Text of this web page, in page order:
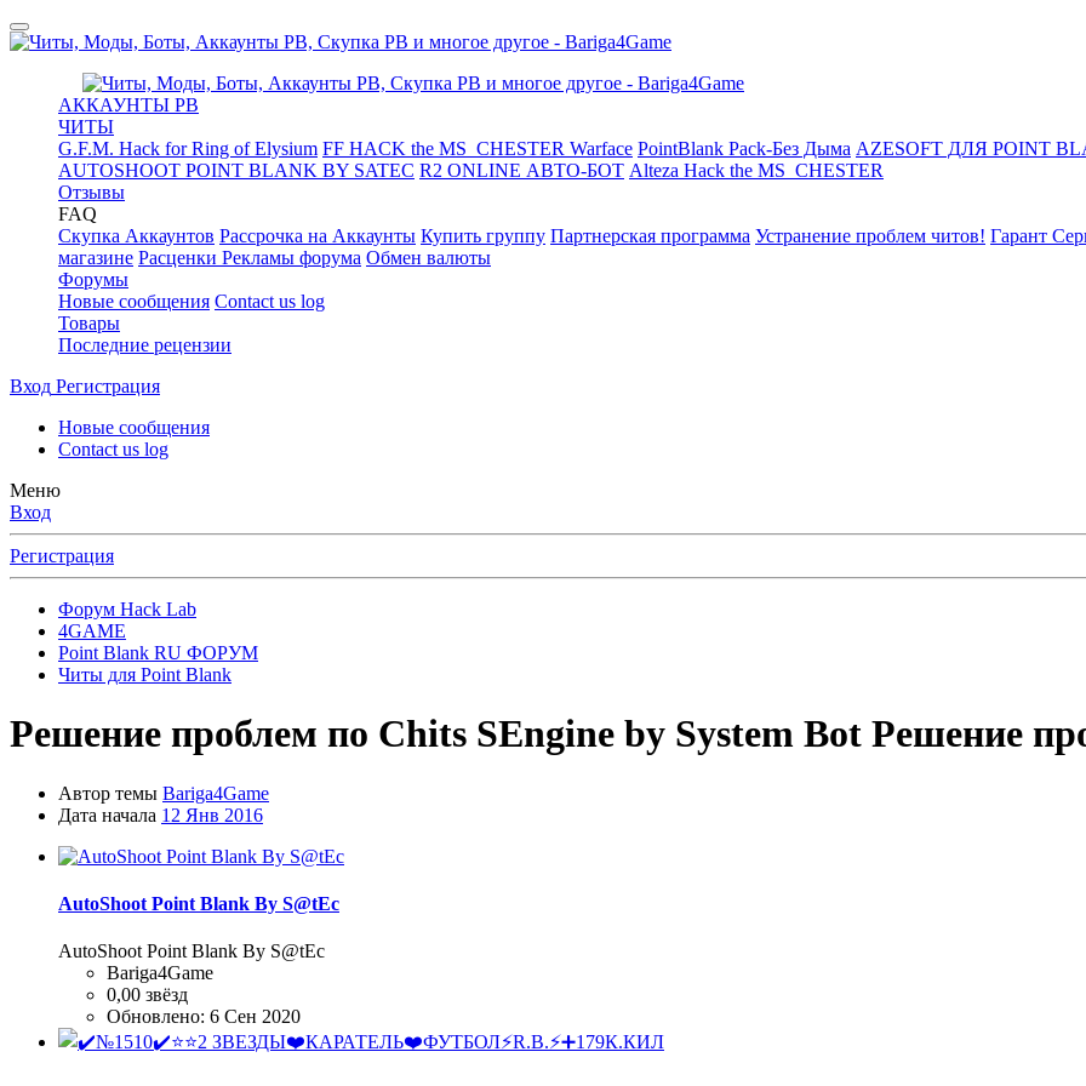
АККАУНТЫ PB
ЧИТЫ
G.F.M. Hack for Ring of Elysium FF HACK the MS_CHESTER Warface PointBlank Pack-Без Дыма AZESOFT ДЛЯ POINT
AUTOSHOOT POINT BLANK BY SATEC R2 ONLINE АВТО-БОТ Alteza Hack the MS_CHESTER
Отзывы
FAQ
Скупка Аккаунтов Рассрочка на Аккаунты Купить группу Партнерская программа Устранение проблем читов! Гарант
магазине Расценки Рекламы форума Обмен валюты
Форумы
Новые сообщения Contact us log
Товары
Последние рецензии
Вход Регистрация
Новые сообщения
Contact us log
Меню
Вход
Регистрация
Форум Hack Lab
4GAME
Point Blank RU ФОРУМ
Читы для Point Blank
Решение проблем по Chits SEngine by System Bot Решение
Автор темы Bariga4Game
Дата начала 12 Янв 2016
AutoShoot Point Blank By S@tEc
AutoShoot Point Blank By S@tEc
Bariga4Game
0,00 звёзд
Обновлено: 6 Сен 2020